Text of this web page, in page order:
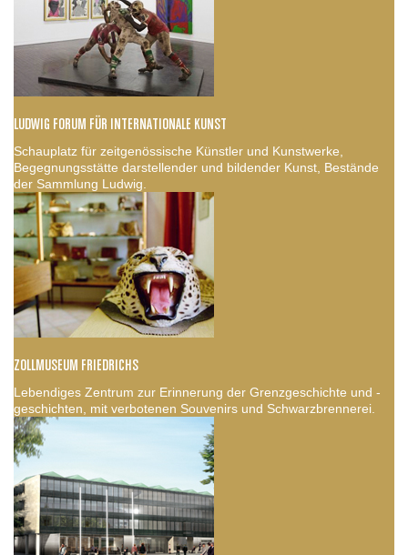
LUDWIG FORUM FÜR INTERNATIONALE KUNST
Schauplatz für zeitgenössische Künstler und Kunstwerke,
Begegnungsstätte darstellender und bildender Kunst, Bestände
der Sammlung Ludwig.
ZOLLMUSEUM FRIEDRICHS
Lebendiges Zentrum zur Erinnerung der Grenzgeschichte und -
geschichten, mit verbotenen Souvenirs und Schwarzbrennerei.